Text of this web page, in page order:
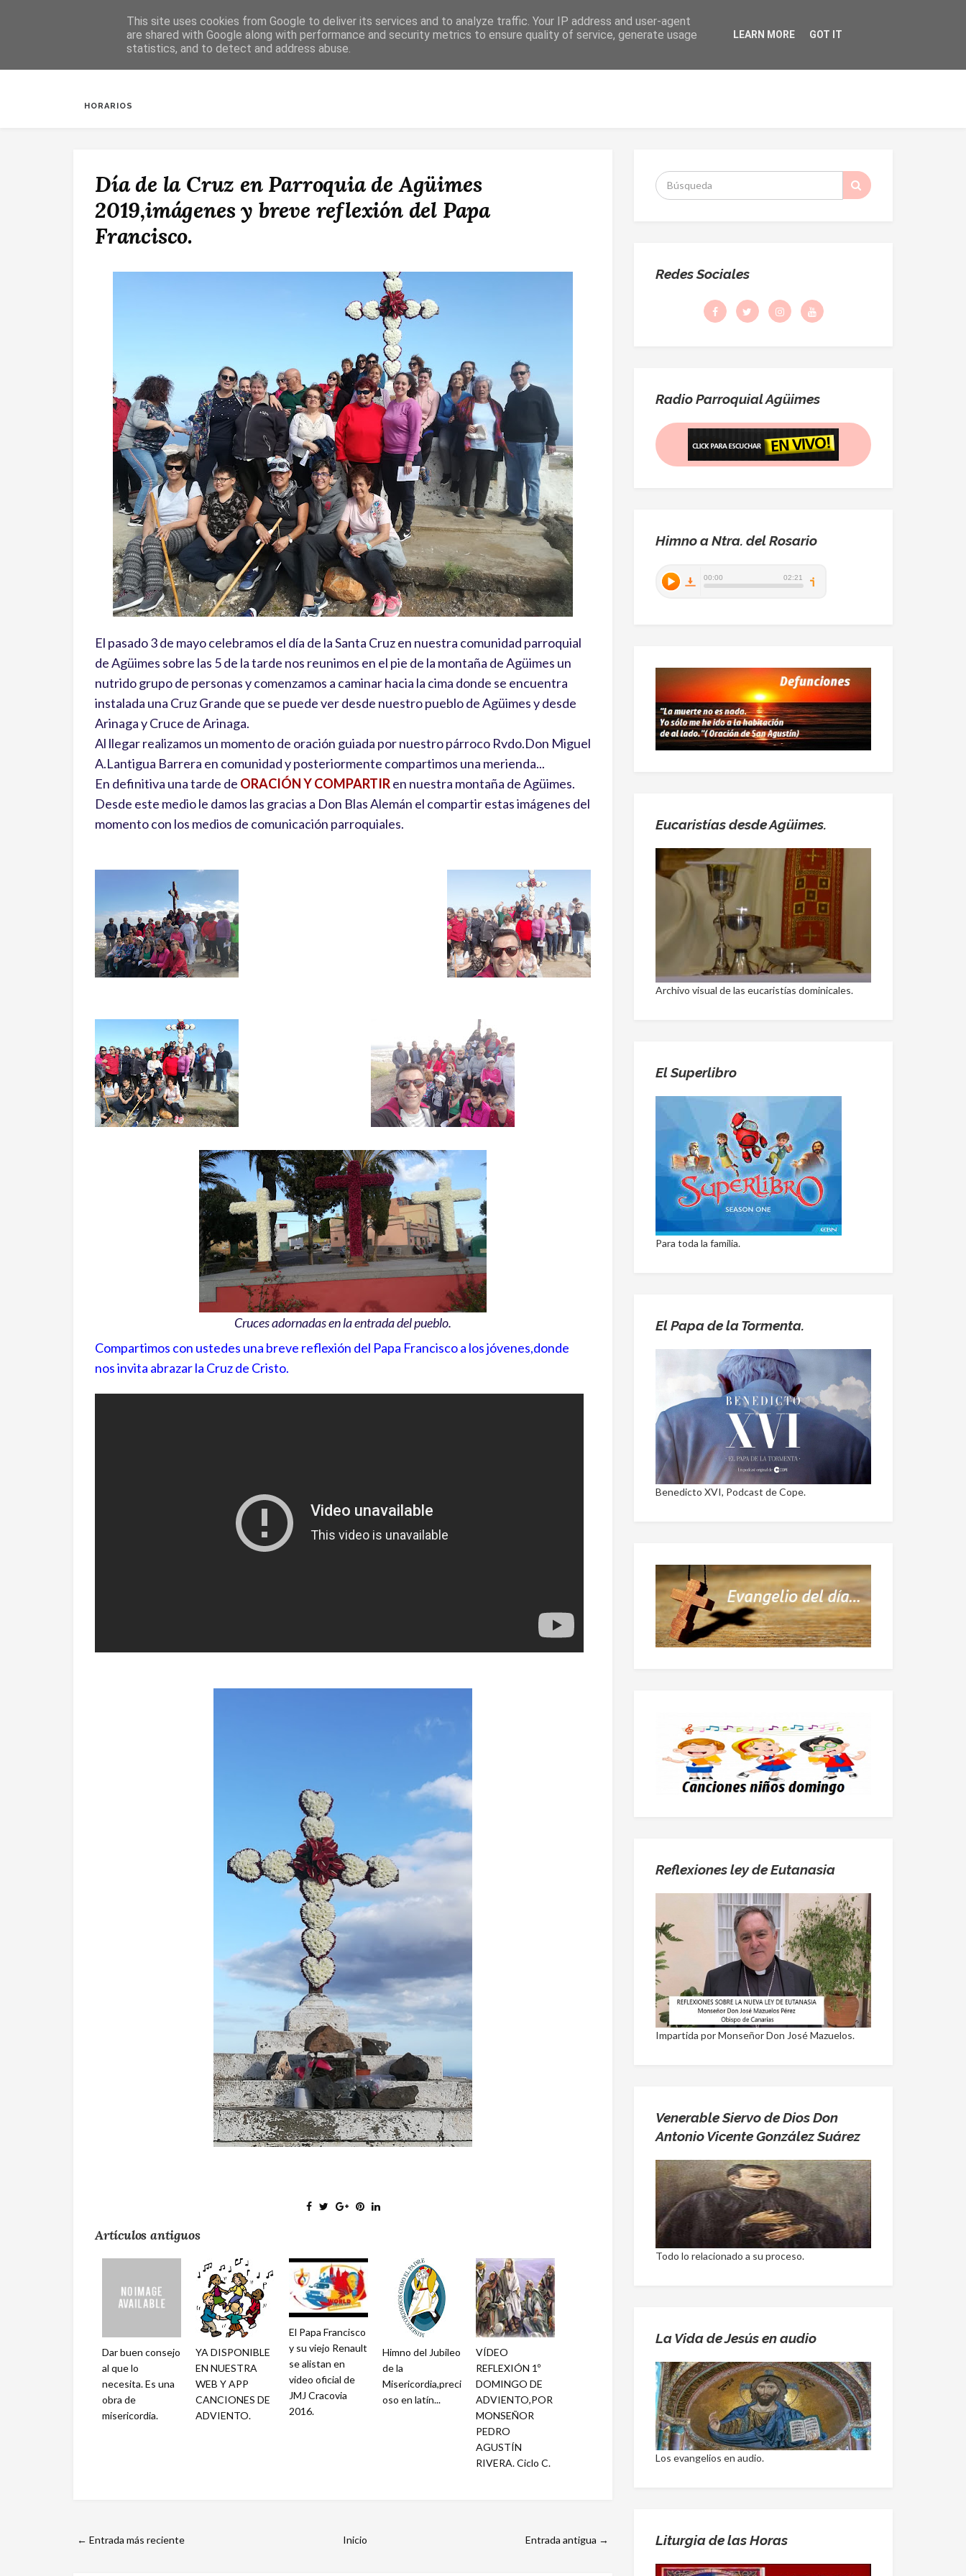
HORARIOS
Día de la Cruz en Parroquia de Agüimes
2019,imágenes y breve reflexión del Papa
Francisco.
El pasado 3 de mayo celebramos el día de la Santa Cruz en nuestra comunidad parroquial
de Agüimes sobre las 5 de la tarde nos reunimos en el pie de la montaña de Agüimes un
nutrido grupo de personas y comenzamos a caminar hacia la cima donde se encuentra
instalada una Cruz Grande que se puede ver desde nuestro pueblo de Agüimes y desde
Arinaga y Cruce de Arinaga.
Al llegar realizamos un momento de oración guiada por nuestro párroco Rvdo.Don Miguel
A.Lantigua Barrera en comunidad y posteriormente compartimos una merienda...
En definitiva una tarde de ORACIÓN Y COMPARTIRen nuestra montaña de Agüimes.
Desde este medio le damos las gracias a Don Blas Alemán el compartir estas imágenes del
momento con los medios de comunicación parroquiales.
Cruces adornadas en la entrada del pueblo.
Compartimos con ustedes una breve reflexión del Papa Francisco a los jóvenes,donde
nos invita abrazar la Cruz de Cristo.
Artículos antiguos
Dar buen consejo
al que lo
necesita. Es una
obra de
misericordia.
YA DISPONIBLE
EN NUESTRA
WEB Y APP
CANCIONES DE
ADVIENTO.
El Papa Francisco
y su viejo Renault
se alistan en
video oficial de
JMJ Cracovia
2016.
Himno del Jubileo
de la
Misericordia,preci
oso en latín...
VÍDEO
REFLEXIÓN 1º
DOMINGO DE
ADVIENTO,POR
MONSEÑOR
PEDRO
AGUSTÍN
RIVERA. Ciclo C.
← Entrada más reciente Entrada antigua →
Inicio
S
:
Redes Sociales
Radio Parroquial Agüimes
Himno a Ntra. del Rosario
Eucaristías desde Agüimes.
Archivo visual de las eucaristías dominicales.
El Superlibro
Para toda la familia.
El Papa de la Tormenta.
Benedicto XVI, Podcast de Cope.
Reflexiones ley de Eutanasia
Impartida por Monseñor Don José Mazuelos.
Venerable Siervo de Dios Don
Antonio Vicente González Suárez
Todo lo relacionado a su proceso.
La Vida de Jesús en audio
Los evangelios en audio.
Liturgia de las Horas
This site uses cookies from Google to deliver its services and to analyze traffic. Your IP address and user-agent
are shared with Google along with performance and security metrics to ensure quality of service, generate usage
statistics, and to detect and address abuse.
LEARN MORE GOT IT